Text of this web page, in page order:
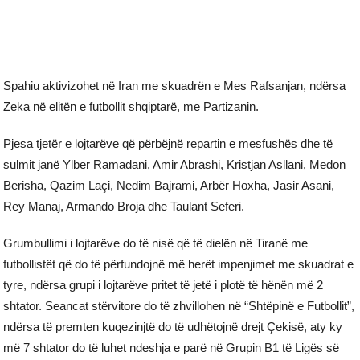
Spahiu aktivizohet në Iran me skuadrën e Mes Rafsanjan, ndërsa
Zeka në elitën e futbollit shqiptarë, me Partizanin.
Pjesa tjetër e lojtarëve që përbëjnë repartin e mesfushës dhe të
sulmit janë Ylber Ramadani, Amir Abrashi, Kristjan Asllani, Medon
Berisha, Qazim Laçi, Nedim Bajrami, Arbër Hoxha, Jasir Asani,
Rey Manaj, Armando Broja dhe Taulant Seferi.
Grumbullimi i lojtarëve do të nisë që të dielën në Tiranë me
futbollistët që do të përfundojnë më herët impenjimet me skuadrat e
tyre, ndërsa grupi i lojtarëve pritet të jetë i plotë të hënën më 2
shtator. Seancat stërvitore do të zhvillohen në “Shtëpinë e Futbollit”,
ndërsa të premten kuqezinjtë do të udhëtojnë drejt Çekisë, aty ky
më 7 shtator do të luhet ndeshja e parë në Grupin B1 të Ligës së